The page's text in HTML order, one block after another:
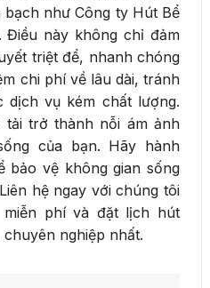
như Công ty Hút Bể
Điều này không chỉ đảm
triệt để, nhanh chóng
chi phí về lâu dài, tránh
vụ kém chất lượng.
trở thành nỗi ám ảnh
của bạn. Hãy hành
bảo vệ không gian sống
hệ ngay với chúng tôi
phí và đặt lịch hút
nghiệp nhất.